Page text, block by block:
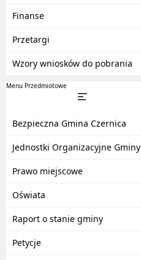
Finanse
Przetargi
Wzory wniosków do pobrania
Menu Przedmiotowe
Bezpieczna Gmina Czernica
Jednostki Organizacyjne Gminy
Prawo miejscowe
Oświata
Raport o stanie gminy
Petycje